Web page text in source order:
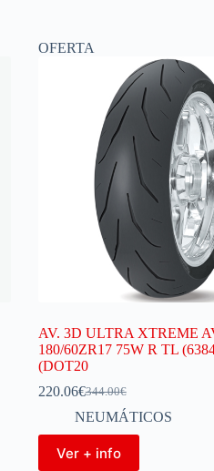
OFERTA
AV. 3D ULTRA XTREME
180/60ZR17 75W R TL
(DOT20
344.00€
220.06€
NEUMÁTICOS
Ver + info